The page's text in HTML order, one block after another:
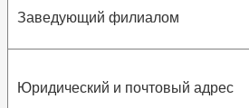
Заведующий филиалом
Юридический и почтовый адрес